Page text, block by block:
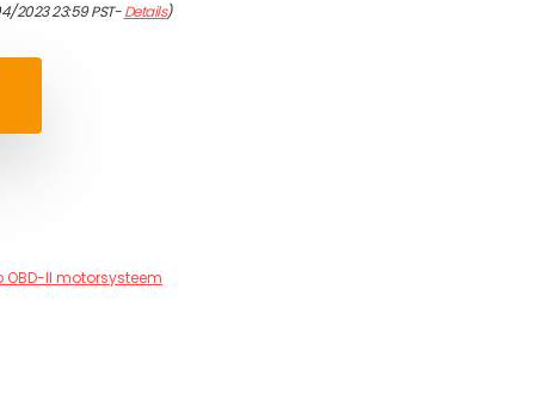
2023 23:59 PST-Details)
II motorsysteem